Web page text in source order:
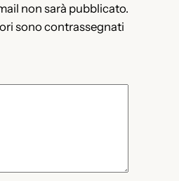
non sarà pubblicato.
sono contrassegnati